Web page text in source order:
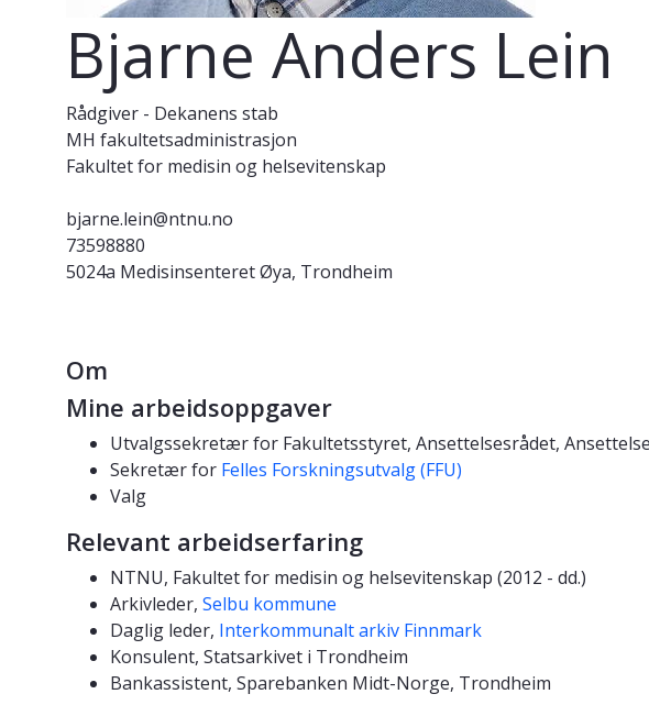
Bjarne Anders Lein
Rådgiver - Dekanens stab
MH fakultetsadministrasjon
Fakultet for medisin og helsevitenskap
bjarne.lein@ntnu.no
73598880
5024a Medisinsenteret Øya, Trondheim
Om
Mine arbeidsoppgaver
Utvalgssekretær for Fakultetsstyret, Ansettelsesrådet,
Sekretær for Felles Forskningsutvalg (FFU)
Valg
Relevant arbeidserfaring
NTNU, Fakultet for medisin og helsevitenskap (2012 - dd.)
Arkivleder, Selbu kommune
Daglig leder, Interkommunalt arkiv Finnmark
Konsulent, Statsarkivet i Trondheim
Bankassistent, Sparebanken Midt-Norge, Trondheim